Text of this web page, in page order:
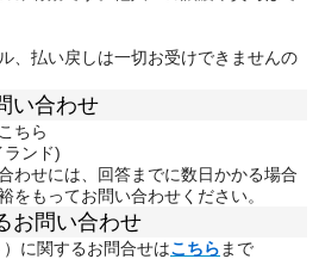
、払い戻しは一切お受けできませんの
い合わせ
ちら
ンド)
わせには、回答までに数日かかる場合
をもってお問い合わせください。
お問い合わせ
に関するお問合せはこちら まで